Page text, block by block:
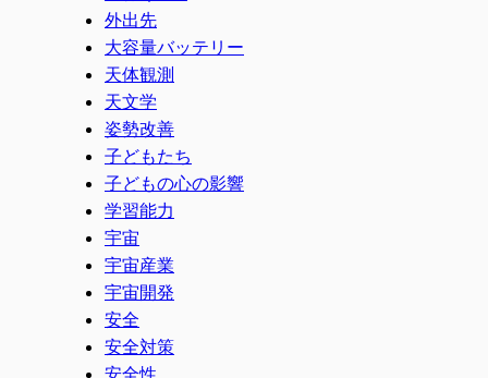
外出先
大容量バッテリー
天体観測
天文学
姿勢改善
子どもたち
子どもの心の影響
学習能力
宇宙
宇宙産業
宇宙開発
安全
安全対策
安全性